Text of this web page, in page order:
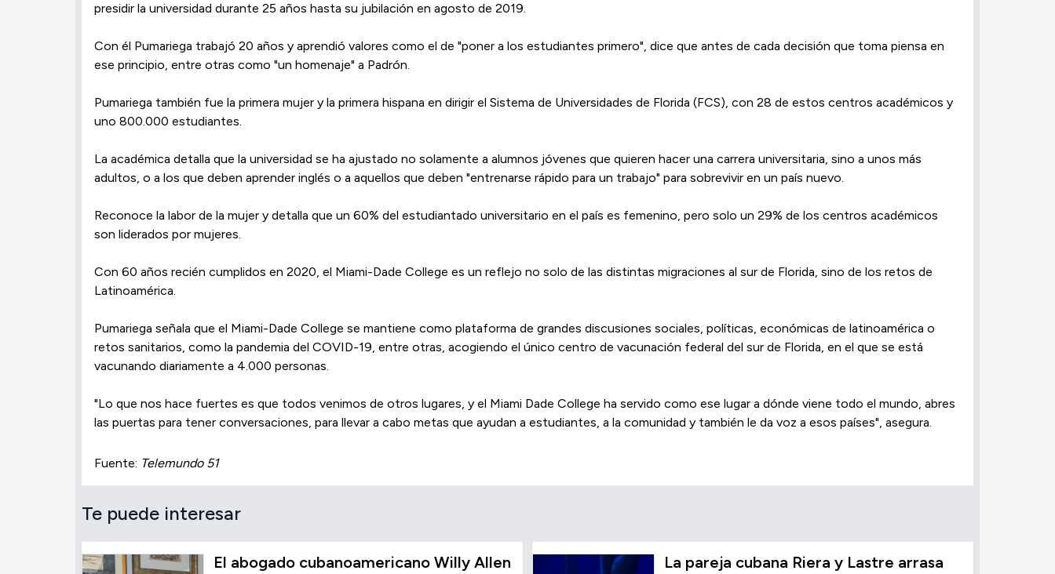
presidir la universidad durante 25 años hasta su jubilación en agosto de 2019.
Con él Pumariega trabajó 20 años y aprendió valores como el de "poner a los estudiantes primero", dice que antes de cada decisión que toma piensa en
ese principio, entre otras como "un homenaje" a Padrón.
Pumariega también fue la primera mujer y la primera hispana en dirigir el Sistema de Universidades de Florida (FCS), con 28 de estos centros académicos y
uno 800.000 estudiantes.
La académica detalla que la universidad se ha ajustado no solamente a alumnos jóvenes que quieren hacer una carrera universitaria, sino a unos más
adultos, o a los que deben aprender inglés o a aquellos que deben "entrenarse rápido para un trabajo" para sobrevivir en un país nuevo.
Reconoce la labor de la mujer y detalla que un 60% del estudiantado universitario en el país es femenino, pero solo un 29% de los centros académicos
son liderados por mujeres.
Con 60 años recién cumplidos en 2020, el Miami-Dade College es un reflejo no solo de las distintas migraciones al sur de Florida, sino de los retos de
Latinoamérica.
Pumariega señala que el Miami-Dade College se mantiene como plataforma de grandes discusiones sociales, políticas, económicas de latinoamérica o
retos sanitarios, como la pandemia del COVID-19, entre otras, acogiendo el único centro de vacunación federal del sur de Florida, en el que se está
vacunando diariamente a 4.000 personas.
"Lo que nos hace fuertes es que todos venimos de otros lugares, y el Miami Dade College ha servido como ese lugar a dónde viene todo el mundo, abres
las puertas para tener conversaciones, para llevar a cabo metas que ayudan a estudiantes, a la comunidad y también le da voz a esos países", asegura.
Fuente: Telemundo 51
Te puede interesar
El abogado cubanoamericano Willy Allen
La pareja cubana Riera y Lastre arrasa